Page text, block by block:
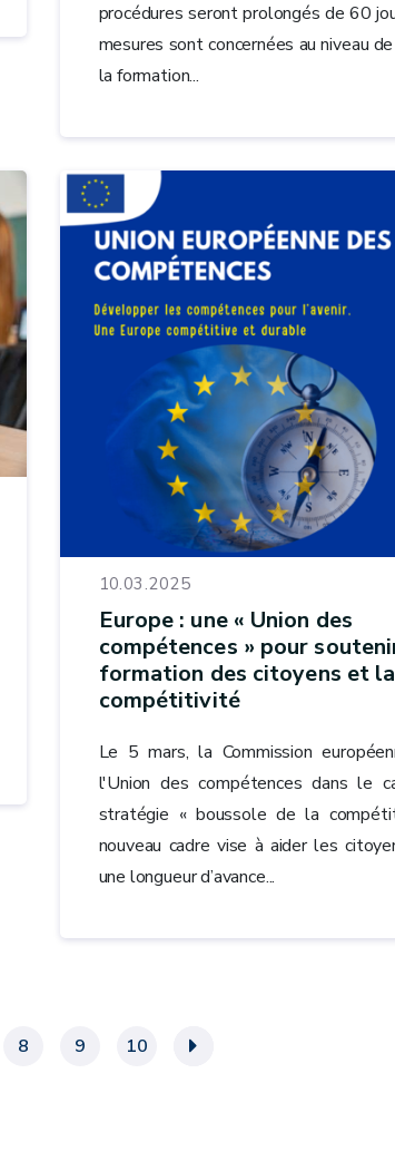
procédures seront prolongés de 60
mesures sont concernées au niveau
la formation...
10.03.2025
Europe : une « Union des
compétences » pour
formation des citoyens et la
compétitivité
Le 5 mars, la Commission
l'Union des compétences dans le
stratégie « boussole de la
nouveau cadre vise à aider les
une longueur d’avance...
8 9 10 »